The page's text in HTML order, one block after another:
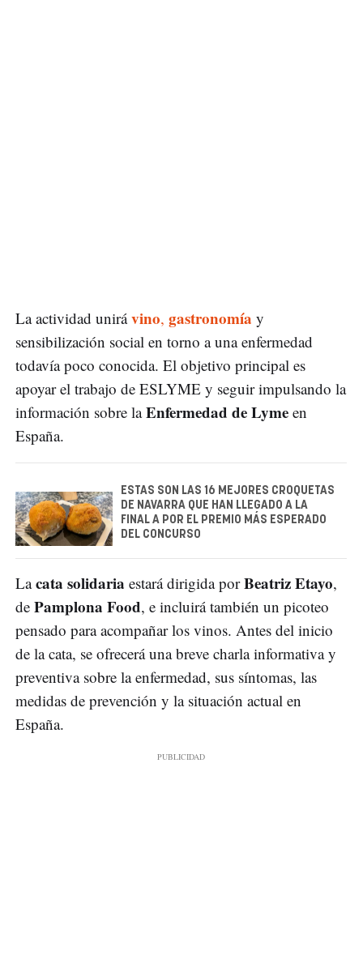
La actividad unirávino, gastronomía y
sensibilización social en torno a una enfermedad
todavía poco conocida. El objetivo principal es
apoyar el trabajo de ESLYME y seguir impulsando la
información sobre laEnfermedad de Lyme en
España.
ESTAS SON LAS 16 MEJORES CROQUETAS
DE NAVARRA QUE HAN LLEGADO A LA
FINAL A POR EL PREMIO MÁS ESPERADO
DEL CONCURSO
Lacata solidaria estará dirigida porBeatriz Etayo,
de Pamplona Food, e incluirá también un picoteo
pensado para acompañar los vinos. Antes del inicio
de la cata, se ofrecerá una breve charla informativa y
preventiva sobre la enfermedad, sus síntomas, las
medidas de prevención y la situación actual en
España.